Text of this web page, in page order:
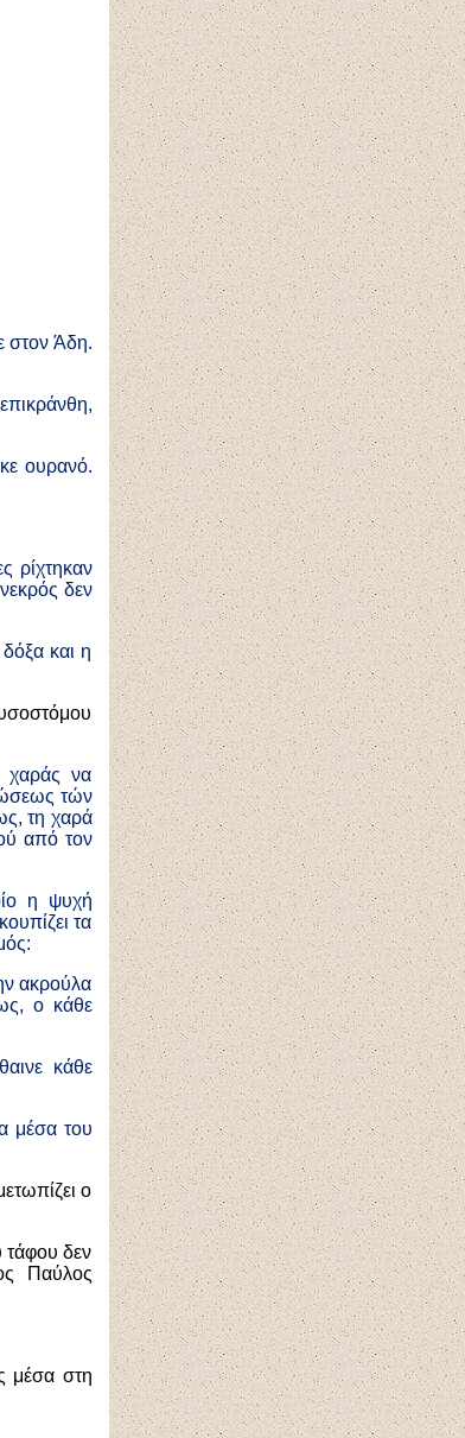
στον Άδη.
ουρανό.
ρίχτηκαν
δεν
και η
χαράς να
τών
τη χαρά
από τον
η ψυχή
τα
ακρούλα
ο κάθε
κάθε
μέσα του
ο
τάφου δεν
Παύλος
μέσα στη